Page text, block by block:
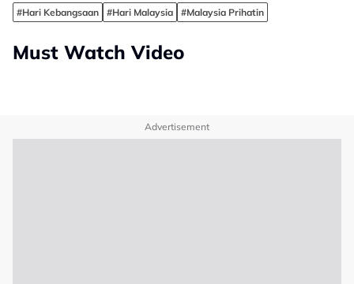
#Hari Kebangsaan #Hari Malaysia #Malaysia Prihatin
Must Watch Video
Advertisement